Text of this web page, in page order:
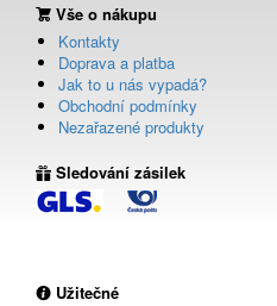
Vše o nákupu
Kontakty
Doprava a platba
Jak to u nás vypadá?
Obchodní podmínky
Nezařazené produkty
Sledování zásilek
Užitečné